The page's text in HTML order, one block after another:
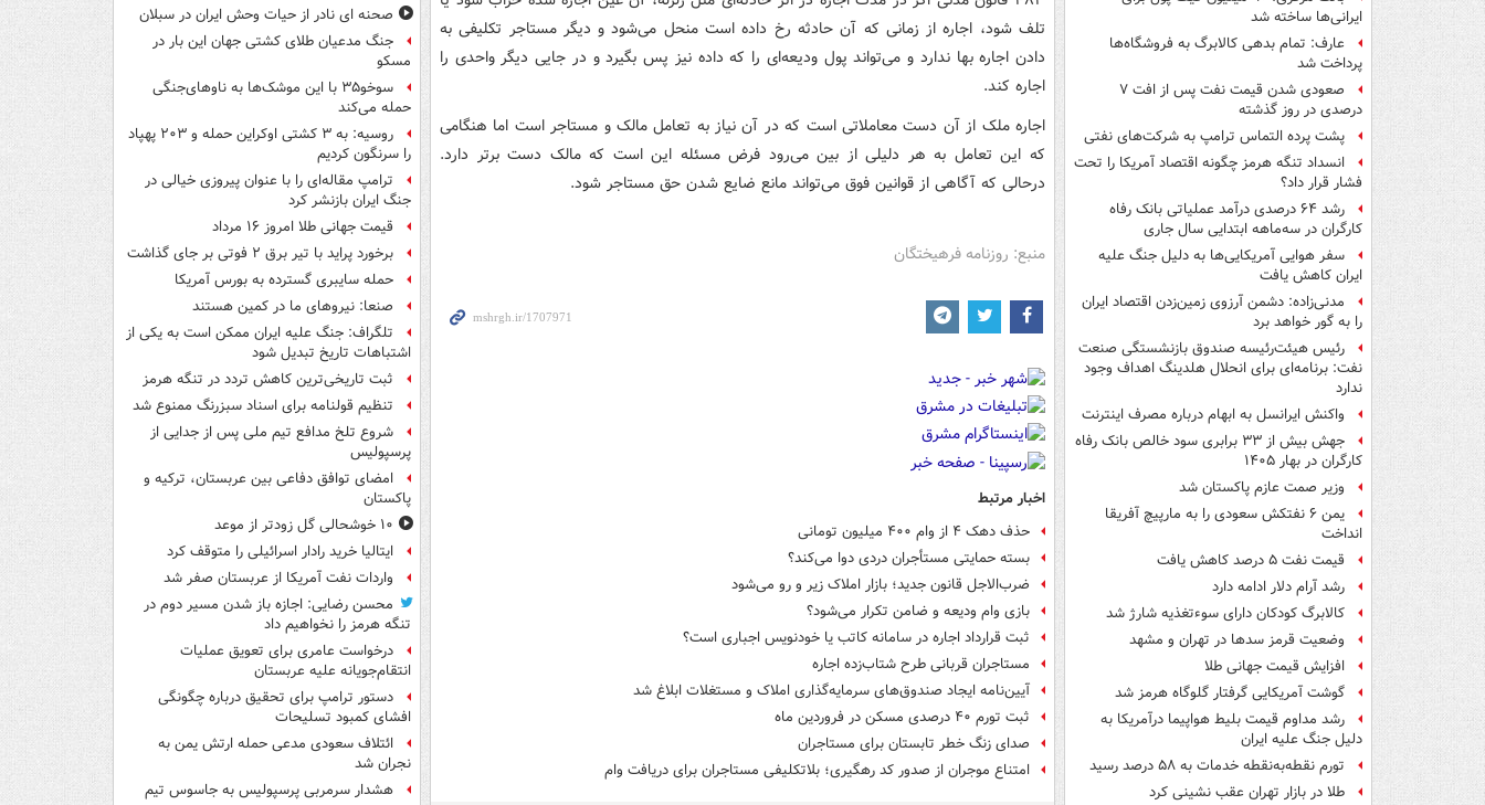
ایرانی‌ها ساخته شد
عارف: تمام بدهی کالابرگ به فروشگاه‌ها
پرداخت شد
صعودی شدن قیمت نفت پس از افت ۷
درصدی در روز گذشته
پشت پرده التماس ترامپ به شرکت‌های نفتی
انسداد تنگه هرمز چگونه اقتصاد آمریکا را تحت
فشار قرار داد؟
رشد ۶۴ درصدی درآمد عملیاتی بانک رفاه
کارگران در سه‌ماهه ابتدایی سال جاری
سفر هوایی آمریکایی‌ها به دلیل جنگ علیه
ایران کاهش یافت
مدنی‌زاده: دشمن آرزوی زمین‌زدن اقتصاد ایران
را به گور خواهد برد
رئیس هیئت‌رئیسه صندوق بازنشستگی صنعت
نفت: برنامه‌ای برای انحلال هلدینگ اهداف وجود
ندارد
واکنش ایرانسل به ابهام درباره مصرف اینترنت
جهش بیش از ۳۳ برابری سود خالص بانک رفاه
کارگران در بهار ۱۴۰۵
وزیر صمت عازم پاکستان شد
یمن ۶ نفتکش سعودی را به مارپیچ آفریقا
انداخت
قیمت نفت ۵ درصد کاهش یافت
رشد آرام دلار ادامه دارد
کالابرگ کودکان دارای سوءتغذیه شارژ شد
وضعیت قرمز سدها در تهران و مشهد
افزایش قیمت جهانی طلا
گوشت آمریکایی گرفتار گلوگاه هرمز شد
رشد مداوم قیمت بلیط هواپیما درآمریکا به
دلیل جنگ علیه ایران
تورم نقطه‌به‌نقطه خدمات به ۵۸ درصد رسید
طلا در بازار تهران عقب نشینی کرد
تلف شود، اجاره از زمانی که آن حادثه رخ داده است منحل می‌شود و دیگر مستاجر تکلیفی به
دادن اجاره بها ندارد و می‌تواند پول ودیعه‌ای را که داده نیز پس بگیرد و در جایی دیگر واحدی را
اجاره کند.
اجاره ملک از آن دست معاملاتی است که در آن نیاز به تعامل مالک و مستاجر است اما هنگامی
که این تعامل به هر دلیلی از بین می‌رود فرض مسئله این است که مالک دست برتر دارد.
درحالی که آگاهی از قوانین فوق می‌تواند مانع ضایع شدن حق مستاجر شود.
منبع: روزنامه فرهیختگان
اخبار مرتبط
حذف دهک ۴ از وام ۴۰۰ میلیون تومانی
بسته حمایتی مستأجران دردی دوا می‌کند؟
ضرب‌الاجل قانون جدید؛ بازار املاک زیر و رو می‌شود
بازی وام ودیعه و ضامن تکرار می‌شود؟
ثبت قرارداد اجاره در سامانه کاتب یا خودنویس اجباری است؟
مستاجران قربانی طرح شتاب‌زده اجاره
آیین‌نامه ایجاد صندوق‌های سرمایه‌گذاری املاک و مستغلات ابلاغ شد
ثبت تورم ۴۰ درصدی مسکن در فروردین ماه
صدای زنگ خطر تابستان برای مستاجران
امتناع موجران از صدور کد رهگیری؛ بلاتکلیفی مستاجران برای دریافت وام
صحنه ای نادر از حیات وحش ایران در سبلان
جنگ مدعیان طلای کشتی جهان این بار در
مسکو
سوخو۳۵ با این موشک‌ها به ناوهای‌جنگی
حمله می‌کند
روسیه: به ۳ کشتی اوکراین حمله و ۲۰۳ پهپاد
را سرنگون کردیم
ترامپ مقاله‌ای را با عنوان پیروزی خیالی در
جنگ ایران بازنشر کرد
قیمت جهانی طلا امروز ۱۶ مرداد
برخورد پراید با تیر برق ۲ فوتی بر جای گذاشت
حمله سایبری گسترده به بورس آمریکا
صنعا: نیروهای ما در کمین‌ هستند
تلگراف: جنگ علیه ایران ممکن است به یکی از
اشتباهات تاریخ تبدیل شود
ثبت تاریخی‌ترین کاهش تردد در تنگه هرمز
تنظیم قولنامه برای اسناد سبزرنگ ممنوع شد
شروع تلخ مدافع تیم ملی پس از جدایی از
پرسپولیس
امضای توافق دفاعی بین عربستان، ترکیه و
پاکستان
۱۰ خوشحالی گل زودتر از موعد
ایتالیا خرید رادار اسرائیلی را متوقف کرد
واردات نفت آمریکا از عربستان صفر شد
محسن رضایی: اجازه باز شدن مسیر دوم در
تنگه هرمز را نخواهیم داد
درخواست عامری برای تعویق عملیات
انتقام‌جویانه علیه عربستان
دستور ترامپ برای تحقیق درباره چگونگی
افشای کمبود تسلیحات
ائتلاف سعودی مدعی حمله ارتش یمن به
نجران شد
هشدار سرمربی پرسپولیس به جاسوس تیم